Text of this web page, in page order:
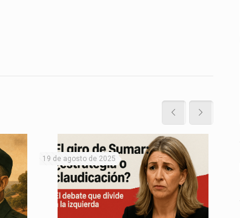
19 de agosto de 2025